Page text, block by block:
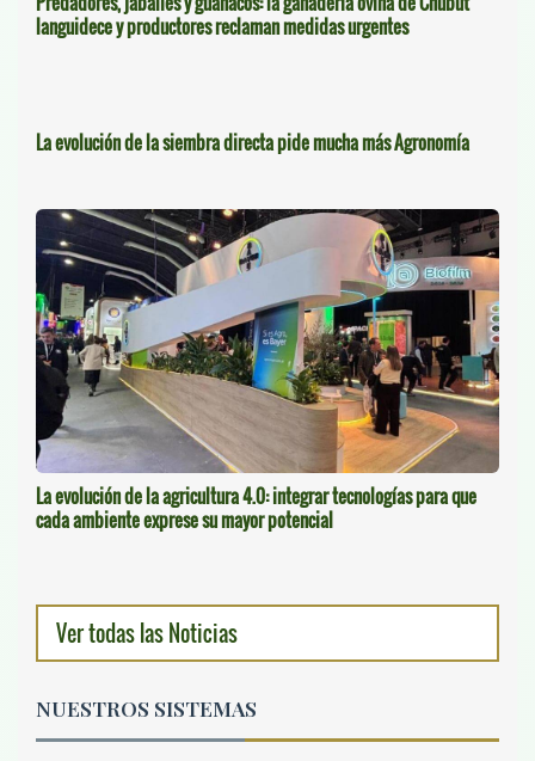
languidece y productores reclaman medidas urgentes
La evolución de la siembra directa pide mucha más Agronomía
La evolución de la agricultura 4.0: integrar tecnologías para que
cada ambiente exprese su mayor potencial
Ver todas las Noticias
NUESTROS SISTEMAS